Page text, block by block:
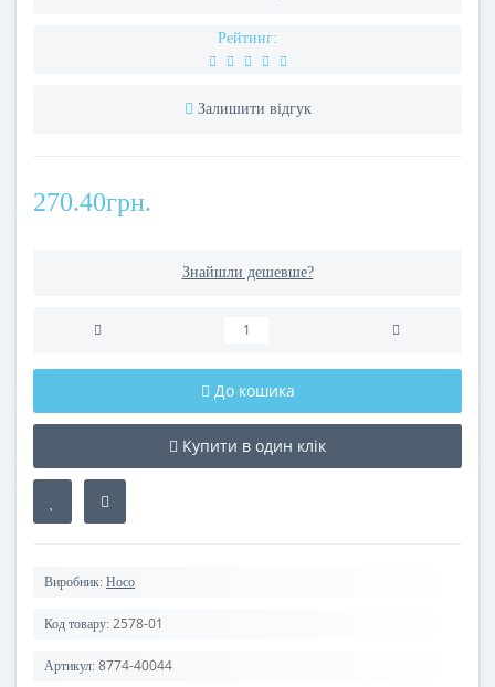
Рейтинг:
Залишити відгук
270.40грн.
Знайшли дешевше?
До кошика
Купити в один клік
Виробник: Hoco
Код товару: 2578-01
Артикул: 8774-40044